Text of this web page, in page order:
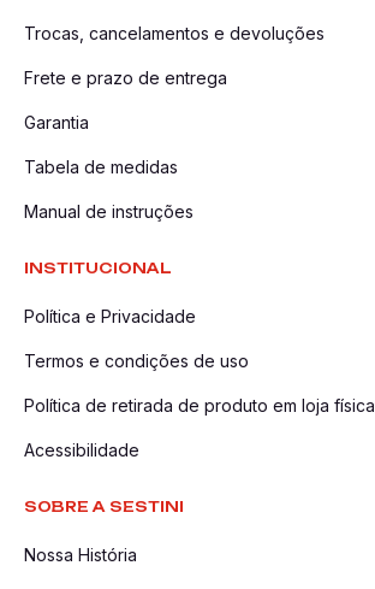
Trocas, cancelamentos e devoluções
Frete e prazo de entrega
Garantia
Tabela de medidas
Manual de instruções
INSTITUCIONAL
Política e Privacidade
Termos e condições de uso
Política de retirada de produto em loja física
Acessibilidade
SOBRE A SESTINI
Nossa História